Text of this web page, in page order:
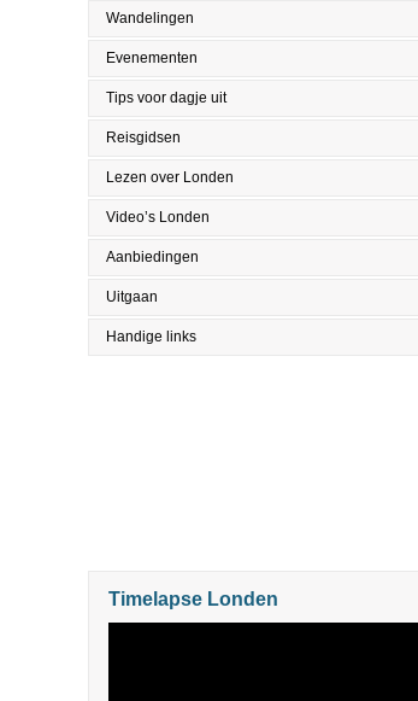
Wandelingen
Evenementen
Tips voor dagje uit
Reisgidsen
Lezen over Londen
Video’s Londen
Aanbiedingen
Uitgaan
Handige links
Timelapse Londen